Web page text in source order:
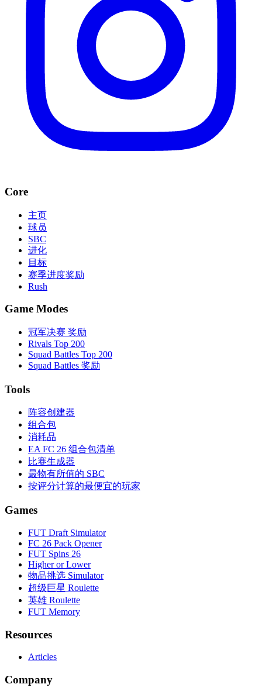
Core
主页
球员
SBC
进化
目标
赛季进度奖励
Rush
Game Modes
冠军决赛 奖励
Rivals Top 200
Squad Battles Top 200
Squad Battles 奖励
Tools
阵容创建器
组合包
消耗品
EA FC 26 组合包清单
比赛生成器
最物有所值的 SBC
按评分计算的最便宜的玩家
Games
FUT Draft Simulator
FC 26 Pack Opener
FUT Spins 26
Higher or Lower
物品挑选 Simulator
超级巨星 Roulette
英雄 Roulette
FUT Memory
Resources
Articles
Company